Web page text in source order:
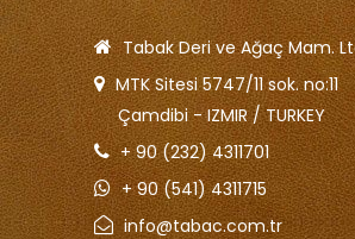
Tabak Deri ve Ağaç Mam.
MTK Sitesi 5747/11 sok. no:11
Çamdibi - IZMIR / TURKEY
+ 90 (232) 4311701
+ 90 (541) 4311715
info@tabac.com.tr